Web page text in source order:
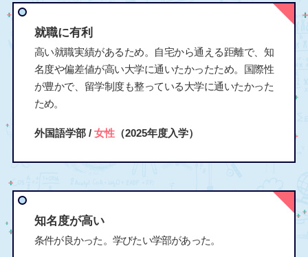
就職に有利
高い就職実績があるため。自宅から通える距離で、知
名度や偏差値が高い大学に通いたかったため。国際性
が豊かで、留学制度も整っている大学に通いたかった
ため。
外国語学部 / 女性（2025年度入学）
知名度が高い
条件が良かった。学びたい学部があった。